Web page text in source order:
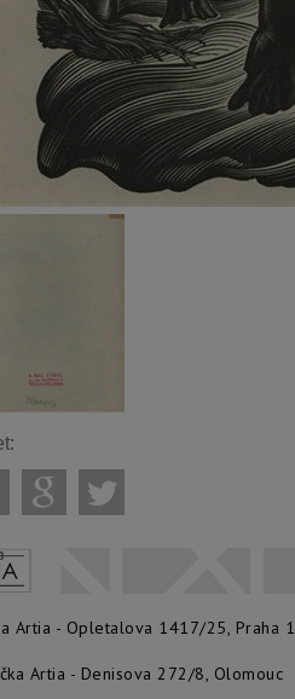
Artia - Opletalova 1417/25, Praha 1
Artia - Denisova 272/8, Olomouc